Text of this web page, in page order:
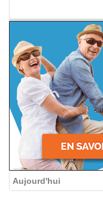
Aujourd'hui